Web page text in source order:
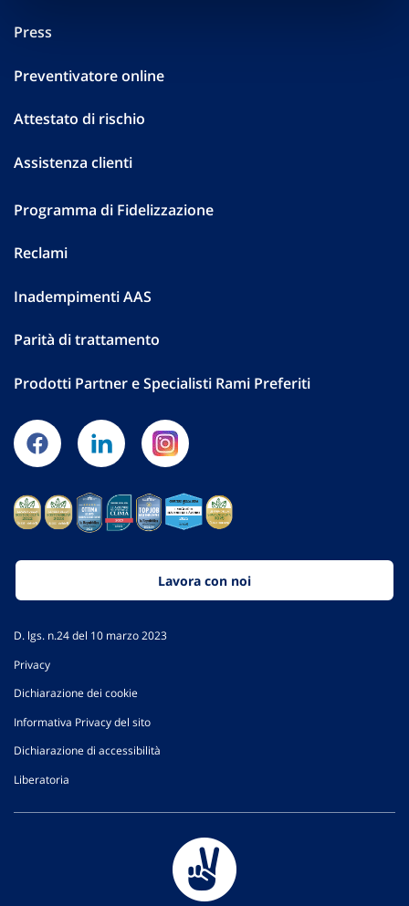
Press
Preventivatore online
Attestato di rischio
Assistenza clienti
Programma di Fidelizzazione
Reclami
Inadempimenti AAS
Parità di trattamento
Prodotti Partner e Specialisti Rami Preferiti
Lavora con noi
D. lgs. n.24 del 10 marzo 2023
Privacy
Dichiarazione dei cookie
Informativa Privacy del sito
Dichiarazione di accessibilità
Liberatoria